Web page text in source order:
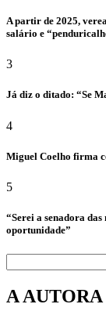
A partir de 2025,
salário e
3
Já diz o ditado: “Se
4
Miguel Coelho firma
5
“Serei a senadora
oportunidade”
A AUTORA